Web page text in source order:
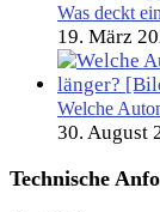
Was deckt
19. März
Welche
30. August
Technische